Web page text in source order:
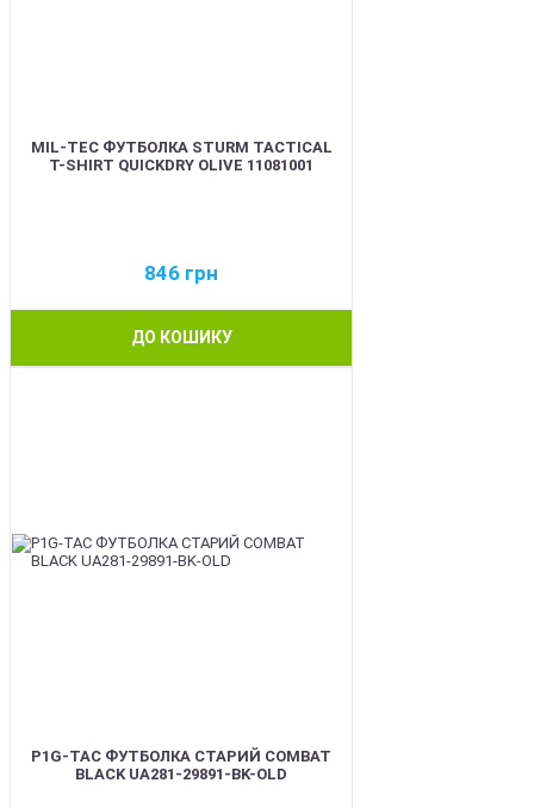
MIL-TEC ФУТБОЛКА STURM TACTICAL
T-SHIRT QUICKDRY OLIVE 11081001
846 грн
ДО КОШИКУ
P1G-TAC ФУТБОЛКА СТАРИЙ COMBAT
BLACK UA281-29891-BK-OLD